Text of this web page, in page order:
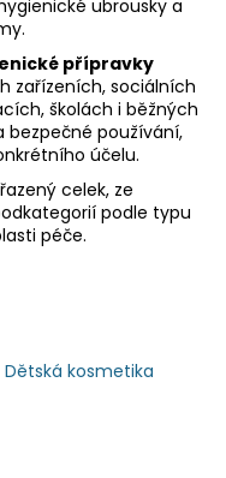
ubrousky a
přípravky
zařízeních, sociálních
školách i běžných
bezpečné používání,
účelu.
celek, ze
podle typu
péče.
Dětská kosmetika